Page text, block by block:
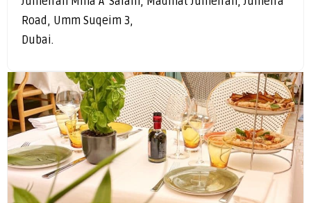
Road, Umm Suqeim 3,
Dubai.